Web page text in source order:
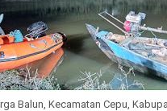
Balun, Kecamatan Cepu,